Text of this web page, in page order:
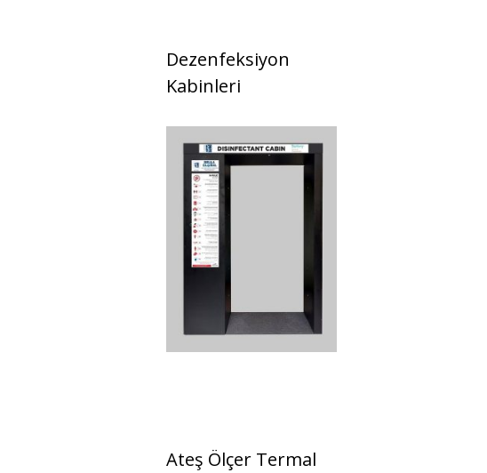
Dezenfeksiyon
Kabinleri
Ateş Ölçer Termal